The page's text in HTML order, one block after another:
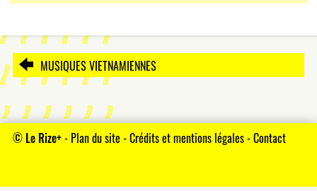
MUSIQUES VIETNAMIENNES
© Le Rize+- Plan du site -Crédits et mentions légales-Contact